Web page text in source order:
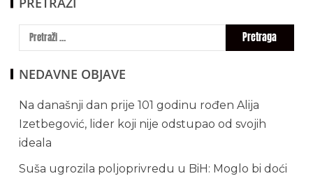
NEDAVNE OBJAVE
Na današnji dan prije 101 godinu rođen Alija
Izetbegović, lider koji nije odstupao od svojih
ideala
Suša ugrozila poljoprivredu u BiH: Moglo bi doći